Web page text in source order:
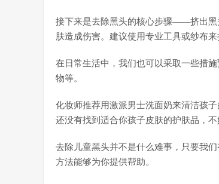
接下来是去除黑头的核心步骤——挤出黑
肤造成伤害。建议使用专业工具或纱布
在日常生活中，我们也可以采取一些措
物等。
化妆师推荐用激派男士洗面奶来清洁孩
还没有找到适合你孩子皮肤的护肤品，不
去除儿童黑头并不是什么难事，只要我
方法能够为你提供帮助。